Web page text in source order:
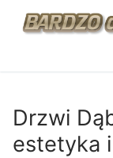
Przejdź
Drzwi
estetyka